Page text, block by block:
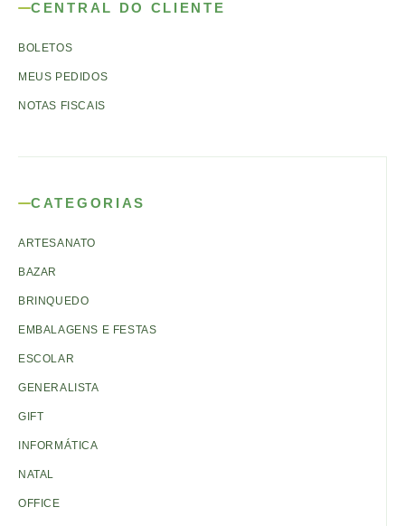
CENTRAL DO CLIENTE
BOLETOS
MEUS PEDIDOS
NOTAS FISCAIS
CATEGORIAS
ARTESANATO
BAZAR
BRINQUEDO
EMBALAGENS E FESTAS
ESCOLAR
GENERALISTA
GIFT
INFORMÁTICA
NATAL
OFFICE